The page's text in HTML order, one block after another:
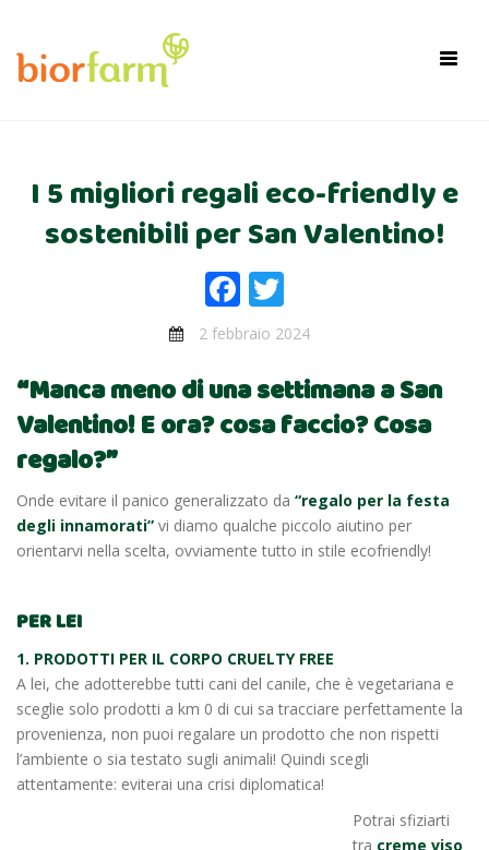
I 5 migliori regali eco-friendly e
sostenibili per San Valentino!
Facebook
2 febbraio 2024
“Manca meno di una settimana a San
Valentino! E ora? cosa faccio? Cosa
regalo?”
Onde evitare il panico generalizzato da “regalo per la festa
degli innamorati” vi diamo qualche piccolo aiutino per
orientarvi nella scelta, ovviamente tutto in stile ecofriendly!
PER LEI
1. PRODOTTI PER IL CORPO CRUELTY FREE
A lei, che adotterebbe tutti cani del canile, che è vegetariana e
sceglie solo prodotti a km 0 di cui sa tracciare perfettamente la
provenienza, non puoi regalare un prodotto che non rispetti
l’ambiente o sia testato sugli animali! Quindi scegli
attentamente: eviterai una crisi diplomatica!
Potrai sfiziarti
tra creme viso